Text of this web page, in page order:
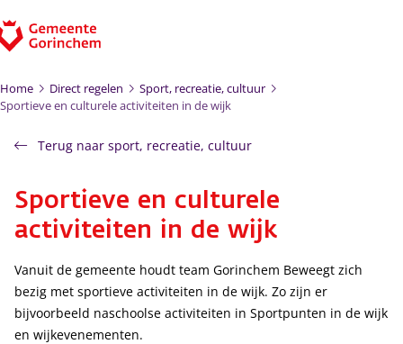
Home Direct regelen
Sport, recreatie, cultuur
Sportieve en culturele activiteiten in de wijk
Terug naar sport, recreatie, cultuur
Sportieve en culturele
activiteiten in de wijk
Vanuit de gemeente houdt team Gorinchem Beweegt zich
bezig met sportieve activiteiten in de wijk. Zo zijn er
bijvoorbeeld naschoolse activiteiten in Sportpunten in de wijk
en wijkevenementen.